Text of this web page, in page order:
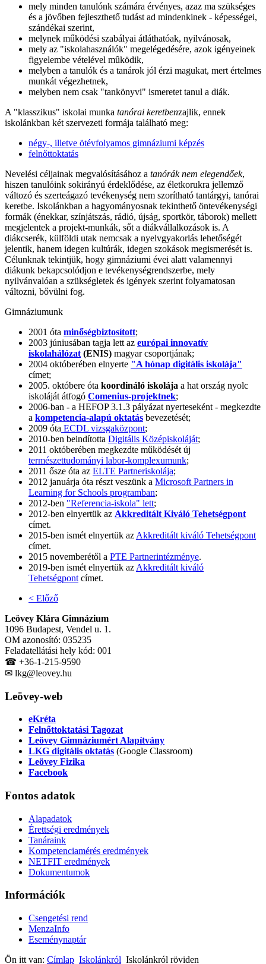
mely minden tanulónk számára érvényes, azaz ma szükséges
és a jövőben fejleszthető tudást ad mindenkinek - képességei,
szándékai szerint,
melynek működési szabályai átláthatóak, nyilvánosak,
mely az "iskolahasználók" megelégedésére, azok igényeinek
figyelembe vételével mûködik,
melyben a tanulók és a tanárok jól érzi magukat, mert értelmes
munkát végezhetnek,
melyben nem csak "tankönyvi" ismeretet tanul a diák.
A "klasszikus" iskolai munka tanórai keretbenzajlik, ennek
iskolánkban két szervezeti formája található meg:
négy-, illetve ötévfolyamos gimnáziumi képzés
felnőttoktatás
Nevelési céljainak megvalósításához a tanórák nem elegendőek,
hiszen tanulóink sokirányú érdeklődése, az életkorukra jellemző
változó és szerteágazó tevékenység nem szorítható tantárgyi, tanórai
keretbe. Iskolánkban a hagyományosnak tekinthető öntevékenységi
formák (énekkar, színjátszás, rádió, újság, sportkör, táborok) mellett
megjelentek a projekt-munkák, sőt a diákvállalkozások is. A
diákcserék, külföldi utak nemcsak a nyelvgyakorlás lehetőségét
jelentik, hanem idegen kultúrák, idegen szokások megismerését is.
Célunknak tekintjük, hogy gimnáziumi évei alatt valamennyi
diákunk bekapcsolódjon e tevékenységrendszerbe, mely
nyilvánvalóan a szükségletek és igények szerint folyamatosan
változni, bővülni fog.
Gimnáziumunk
2001 óta minőségbiztosított;
2003 júniusában tagja lett az európai innovatív
iskolahálózat (ENIS) magyar csoportjának;
2004 októberében elnyerte "A hónap digitális iskolája"
címet;
2005. októbere óta koordináló iskolája a hat ország nyolc
iskoláját átfogó Comenius-projektnek;
2006-ban - a HEFOP 3.1.3 pályázat nyerteseként - megkezdte
a kompetencia-alapú oktatás bevezetését;
2009 óta ECDL vizsgaközpont;
2010-ben beindította Digitális Középiskoláját;
2011 októberében megkezdte működését új
természettudományi labor-komplexumunk;
2011 ősze óta az ELTE Partneriskolája;
2012 januárja óta részt veszünk a Microsoft Partners in
Learning for Schools programban;
2012-ben "Referencia-iskola" lett;
2012-ben elnyertük az Akkreditált Kiváló Tehetségpont
címet.
2015-ben ismét elnyertük az Akkreditált kiváló Tehetségpont
címet.
2015 novemberétől a PTE Partnerintézménye.
2019-ben ismét elnyertük az Akkreditált kiváló
Tehetségpont címet.
< Előző
Leövey Klára Gimnázium
1096 Budapest, Vendel u. 1.
OM azonosító: 035235
Feladatellátási hely kód: 001
☎ +36-1-215-9590
✉ lkg@leovey.hu
Leövey-web
eKréta
Felnőttoktatási Tagozat
Leövey Gimnáziumért Alapítvány
LKG digitális oktatás (Google Classroom)
Leövey Fizika
Facebook
Fontos adatok
Alapadatok
Érettségi eredmények
Tanáraink
Kompetenciamérés eredmények
NETFIT eredmények
Dokumentumok
Információk
Csengetési rend
MenzaInfo
Eseménynaptár
Ön itt van: Címlap Iskolánkról Iskolánkról röviden